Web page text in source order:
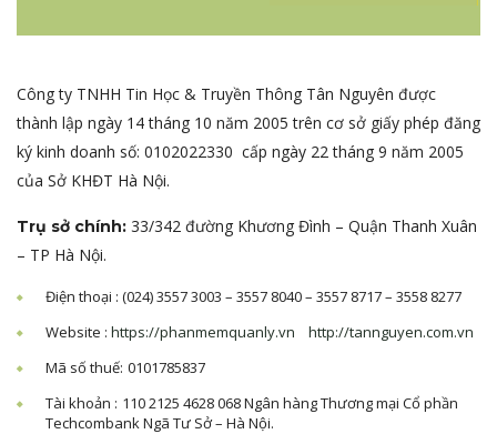
Công ty TNHH Tin Học & Truyền Thông Tân Nguyên được
thành lập ngày 14 tháng 10 năm 2005 trên cơ sở giấy phép đăng
ký kinh doanh số: 0102022330 cấp ngày 22 tháng 9 năm 2005
của Sở KHĐT Hà Nội.
Trụ sở chính: 33/342 đường Khương Đình – Quận Thanh Xuân
– TP Hà Nội.
Điện thoại : (024) 3557 3003 – 3557 8040 – 3557 8717 – 3558 8277
Website : https://phanmemquanly.vn
http://tannguyen.com.vn
Mã số thuế: 0101785837
Tài khoản : 110 2125 4628 068 Ngân hàng Thương mại Cổ phần
Techcombank Ngã Tư Sở – Hà Nội.